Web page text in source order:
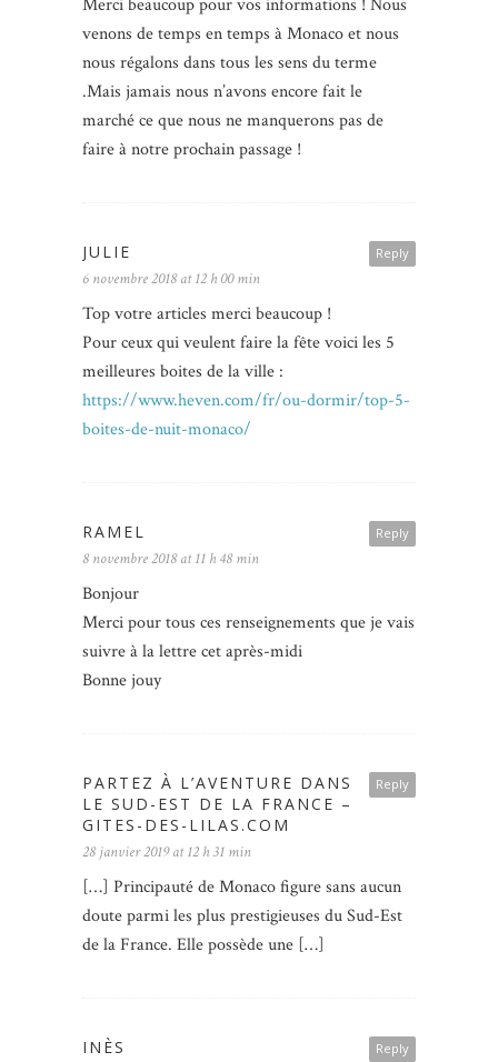
venons de temps en temps à Monaco et nous
nous régalons dans tous les sens du terme
.Mais jamais nous n’avons encore fait le
marché ce que nous ne manquerons pas de
faire à notre prochain passage !
Reply
JULIE
6 novembre 2018 at 12 h 00 min
Top votre articles merci beaucoup !
Pour ceux qui veulent faire la fête voici les 5
meilleures boites de la ville :
https://www.heven.com/fr/ou-dormir/top-5-
boites-de-nuit-monaco/
Reply
RAMEL
8 novembre 2018 at 11 h 48 min
Bonjour
Merci pour tous ces renseignements que je vais
suivre à la lettre cet après-midi
Bonne jouy
Reply
PARTEZ À L’AVENTURE DANS
LE SUD-EST DE LA FRANCE –
GITES-DES-LILAS.COM
28 janvier 2019 at 12 h 31 min
[…] Principauté de Monaco figure sans aucun
doute parmi les plus prestigieuses du Sud-Est
de la France. Elle possède une […]
Reply
INÈS